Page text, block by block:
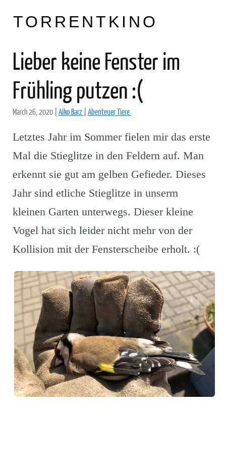
TORRENTKINO
Lieber keine Fenster im
Frühling putzen :(
March 26, 2020 Aiko Barz Abenteuer Tiere
Letztes Jahr im Sommer fielen mir das erste
Mal die Stieglitze in den Feldern auf. Man
erkennt sie gut am gelben Gefieder. Dieses
Jahr sind etliche Stieglitze in unserm
kleinen Garten unterwegs. Dieser kleine
Vogel hat sich leider nicht mehr von der
Kollision mit der Fensterscheibe erholt. :(